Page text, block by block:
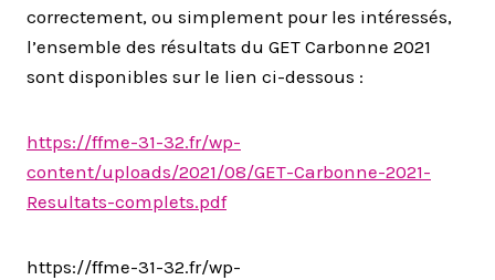
correctement, ou simplement pour les intéressés,
l’ensemble des résultats du GET Carbonne 2021
sont disponibles sur le lien ci-dessous :
https://ffme-31-32.fr/wp-
content/uploads/2021/08/GET-Carbonne-2021-
Resultats-complets.pdf
https://ffme-31-32.fr/wp-